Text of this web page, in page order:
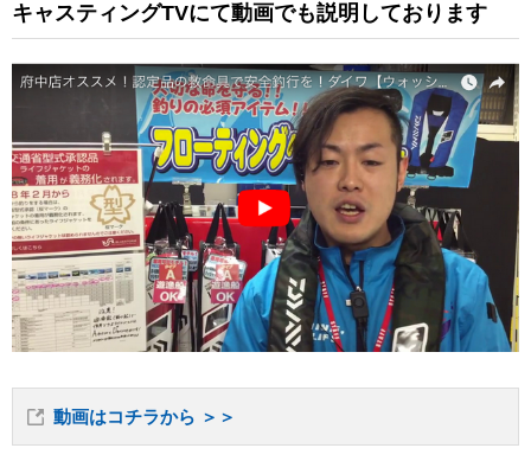
キャスティングTVにて動画でも説明しております
動画はコチラから ＞＞